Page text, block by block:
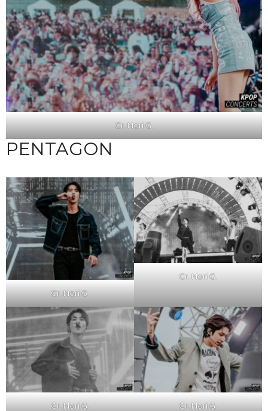
Cr. Nori G.
PENTAGON
Cr. Nori G.
Cr. Nori G.
Cr. Nori G. Cr. Nori G.